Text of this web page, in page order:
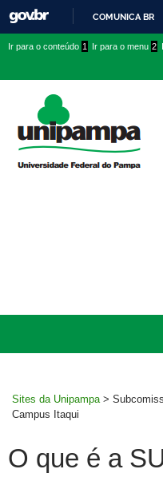
COMUNICA BR
conteúdo
menu
superior
menu
Ir para o conteúdo 1 Ir para o menu 2
Sites da Unipampa >
Campus Itaqui
O que é a